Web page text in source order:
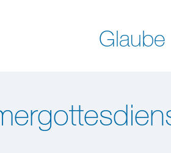
Glaube